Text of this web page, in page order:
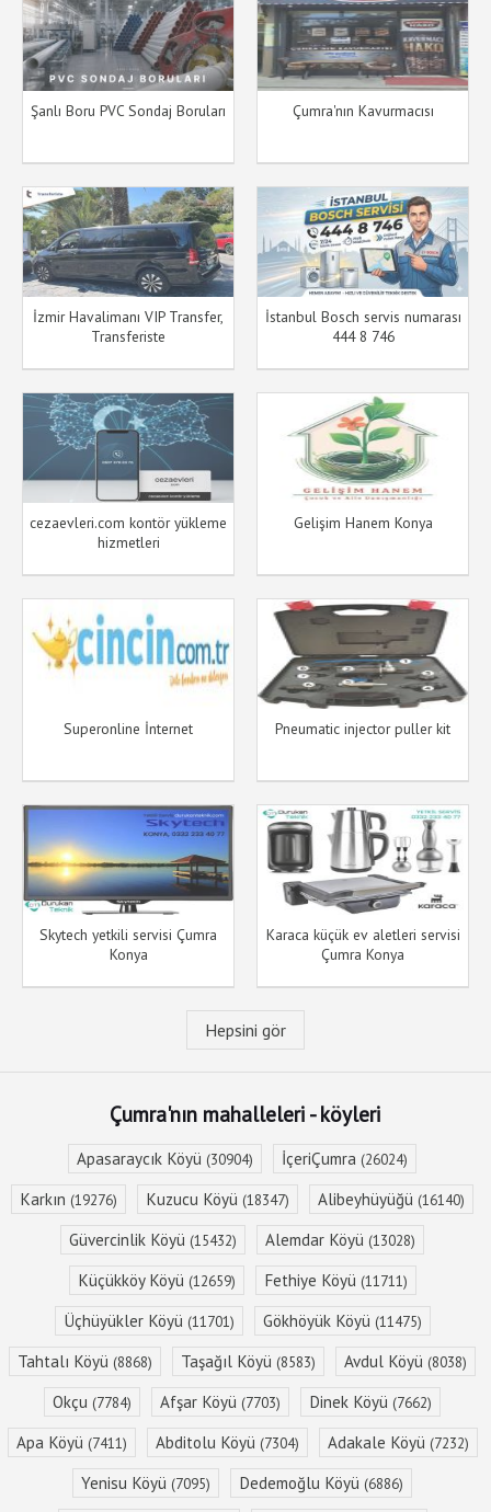
Şanlı Boru PVC Sondaj Boruları Çumra'nın Kavurmacısı
İzmir Havalimanı VIP Transfer,
Transferiste
İstanbul Bosch servis numarası
444 8 746
cezaevleri.com kontör yükleme
hizmetleri
Gelişim Hanem Konya
Superonline İnternet Pneumatic injector puller kit
Skytech yetkili servisi Çumra
Konya
Karaca küçük ev aletleri servisi
Çumra Konya
Hepsini gör
Çumra'nın mahalleleri - köyleri
Apasaraycık Köyü (30904) İçeriÇumra (26024)
Karkın (19276) Kuzucu Köyü (18347) Alibeyhüyüğü (16140)
Güvercinlik Köyü (15432) Alemdar Köyü (13028)
Küçükköy Köyü (12659) Fethiye Köyü (11711)
Üçhüyükler Köyü (11701) Gökhöyük Köyü (11475)
Tahtalı Köyü (8868) Taşağıl Köyü (8583) Avdul Köyü (8038)
Okçu (7784) Afşar Köyü (7703) Dinek Köyü (7662)
Apa Köyü (7411) Abditolu Köyü (7304) Adakale Köyü (7232)
Yenisu Köyü (7095) Dedemoğlu Köyü (6886)